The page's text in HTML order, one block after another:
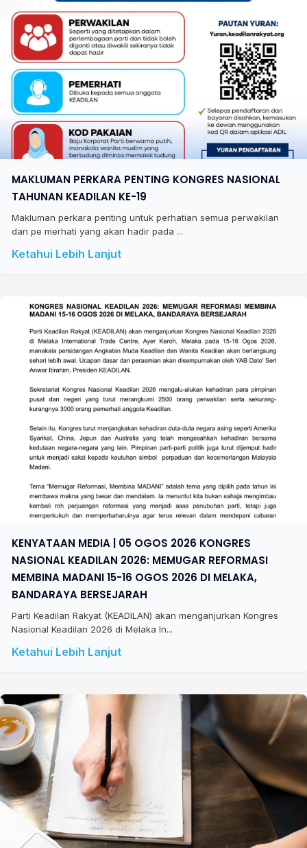
MAKLUMAN PERKARA PENTING KONGRES NASIONAL
TAHUNAN KEADILAN KE-19
Makluman perkara penting untuk perhatian semua perwakilan
dan pe merhati yang akan hadir pada ...
Ketahui Lebih Lanjut
KENYATAAN MEDIA | 05 OGOS 2026 KONGRES
NASIONAL KEADILAN 2026: MEMUGAR REFORMASI
MEMBINA MADANI 15-16 OGOS 2026 DI MELAKA,
BANDARAYA BERSEJARAH
Parti Keadilan Rakyat (KEADILAN) akan menganjurkan Kongres
Nasional Keadilan 2026 di Melaka In...
Ketahui Lebih Lanjut